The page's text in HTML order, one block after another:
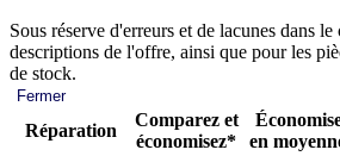
Sous réserve d'erreurs et de lacunes dans
descriptions de l'offre, ainsi que pour les
de stock.
Fermer
Réparation
Comparez et
économisez*
en